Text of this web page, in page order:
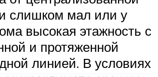
слишком мал или у
высокая этажность с
и протяженной
линией. В условиях